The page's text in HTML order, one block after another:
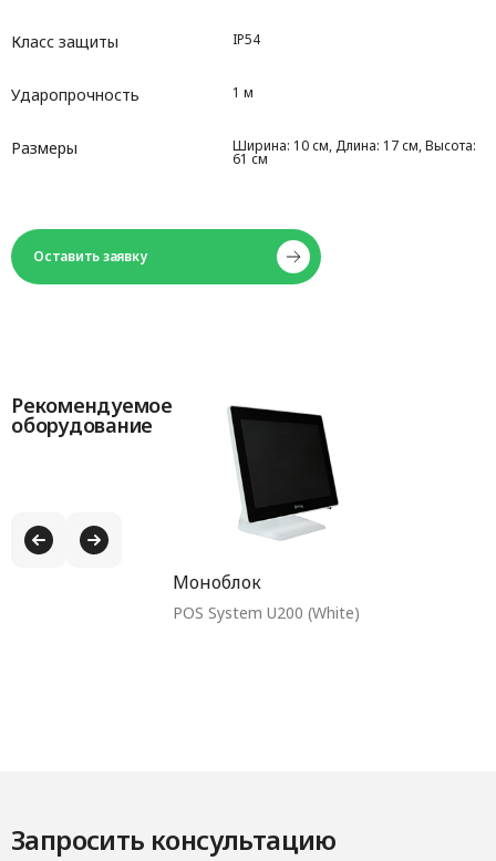
Класс защиты IP54
Ударопрочность 1 м
Размеры Ширина: 10 см, Длина: 17 см, Высота:
61 см
Оставить заявку
Рекомендуемое
оборудование
Моноблок
POS System U200 (White)
Запросить консультацию